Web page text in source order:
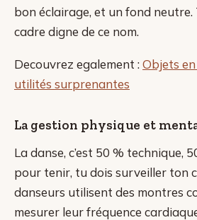
bon éclairage, et un fond
cadre digne de ce nom.
Decouvrez egalement :Objets
utilités surprenantes
La gestion physique et
La danse, c’est 50 % technique,
pour tenir, tu dois surveiller ton
danseurs utilisent des montres
mesurer leur fréquence